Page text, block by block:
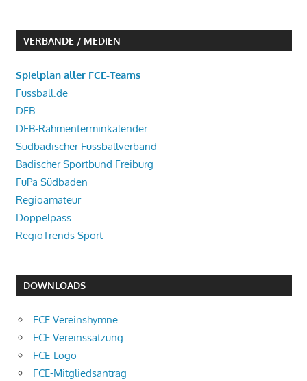
VERBÄNDE / MEDIEN
Spielplan aller FCE-Teams
Fussball.de
DFB
DFB-Rahmenterminkalender
Südbadischer Fussballverband
Badischer Sportbund Freiburg
FuPa Südbaden
Regioamateur
Doppelpass
RegioTrends Sport
DOWNLOADS
FCE Vereinshymne
FCE Vereinssatzung
FCE-Logo
FCE-Mitgliedsantrag